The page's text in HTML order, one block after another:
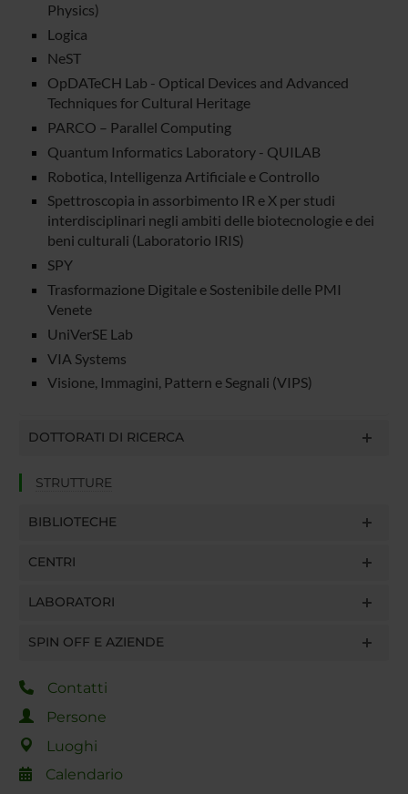
Physics)
Logica
NeST
OpDATeCH Lab - Optical Devices and Advanced
Techniques for Cultural Heritage
PARCO – Parallel Computing
Quantum Informatics Laboratory - QUILAB
Robotica, Intelligenza Artificiale e Controllo
Spettroscopia in assorbimento IR e X per studi
interdisciplinari negli ambiti delle biotecnologie e dei
beni culturali (Laboratorio IRIS)
SPY
Trasformazione Digitale e Sostenibile delle PMI
Venete
UniVerSE Lab
VIA Systems
Visione, Immagini, Pattern e Segnali (VIPS)
DOTTORATI DI RICERCA
STRUTTURE
BIBLIOTECHE
CENTRI
LABORATORI
SPIN OFF E AZIENDE
Contatti
Persone
Luoghi
Calendario